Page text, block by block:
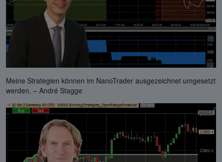
Meine Strategien können im NanoTrader ausgezeichnet umgesetzt
werden. – André Stagge